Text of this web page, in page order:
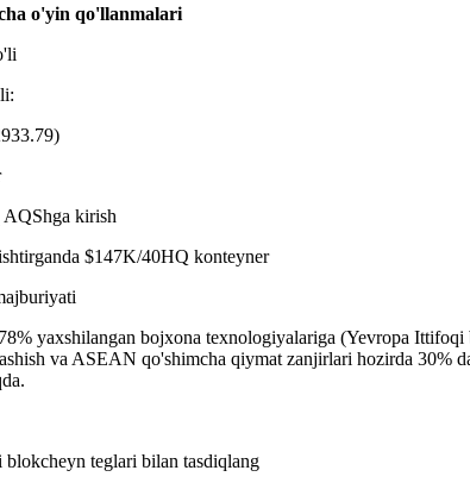
o'yin qo'llanmalari
kirish
$147K/40HQ konteyner
yaxshilangan bojxona texnologiyalariga (Yevropa
va ASEAN qo'shimcha qiymat zanjirlari hozirda
teglari bilan tasdiqlang